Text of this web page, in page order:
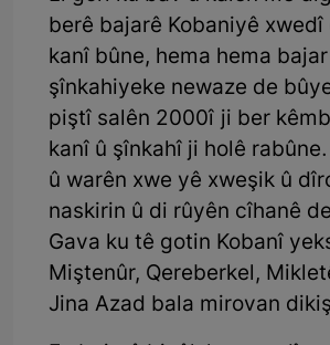
berê bajarê Kobaniyê xwedî
kanî bûne, hema hema
şînkahiyeke newaze de
piştî salên 2000î ji ber
kanî û şînkahî ji holê
û warên xwe yê xweşik û
naskirin û di rûyên cîhanê
Gava ku tê gotin Kobanî
Miştenûr, Qereberkel,
Jina Azad bala mirovan